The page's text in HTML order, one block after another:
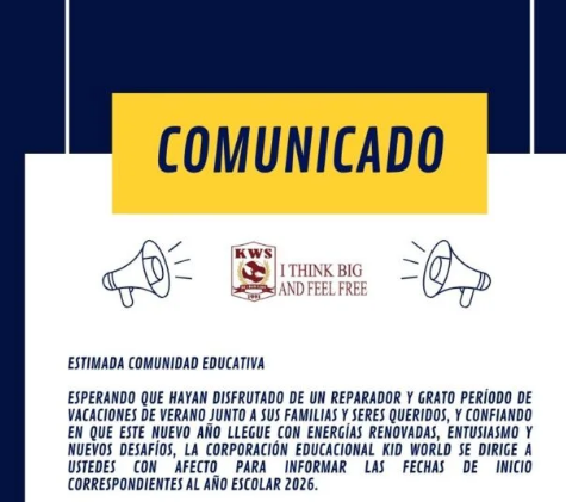
Descubre nuestra comunidad escolar y abre